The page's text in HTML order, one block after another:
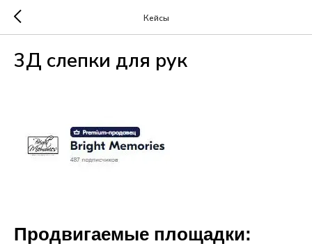
Кейсы
3Д слепки для рук
Продвигаемые площадки: